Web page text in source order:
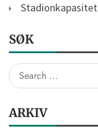
Stadionkapasitet
SØK
Search
for:
ARKIV